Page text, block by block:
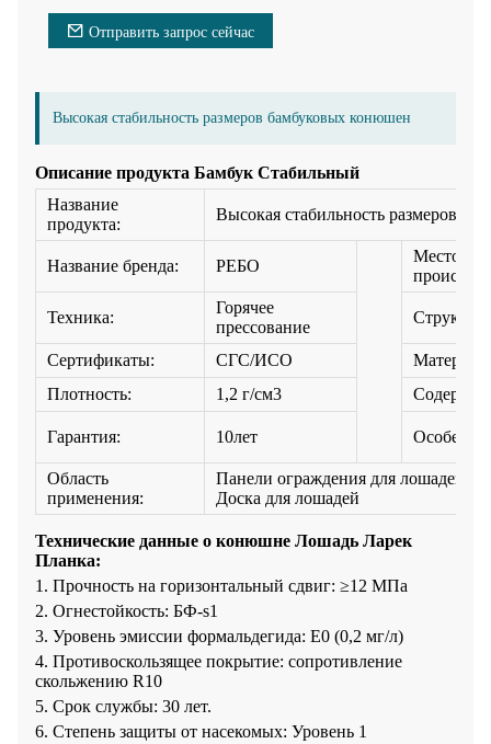
Отправить запрос сейчас
Высокая стабильность размеров бамбуковых конюшен
Описание продукта Бамбук Стабильный
Название
продукта:
Высокая стабильность размеров
Название бренда: РЕБО
Место
Техника:
Горячее
прессование
Сертификаты: СГС/ИСО
Материал:
Плотность:
1,2 г/см3
Гарантия: 10лет
Область
применения:
Панели ограждения для лошадей/
Доска для лошадей
Технические данные о конюшне Лошадь Ларек
Планка:
1. Прочность на горизонтальный сдвиг: ≥12 МПа
2. Огнестойкость: БФ-s1
3. Уровень эмиссии формальдегида: E0 (0,2 мг/л)
4. Противоскользящее покрытие: сопротивление
скольжению R10
5. Срок службы: 30 лет.
6. Степень защиты от насекомых: Уровень 1